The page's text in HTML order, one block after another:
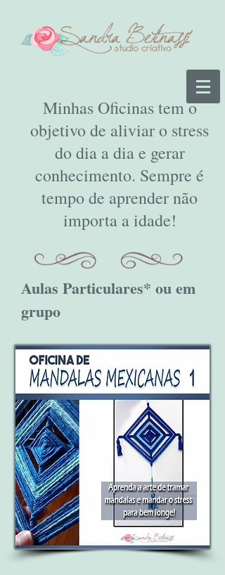
Minhas Oficinas tem o
objetivo de aliviar o stress
do dia a dia e gerar
conhecimento. Sempre é
tempo de aprender não
importa a idade!
Aulas Particulares* ou em
grupo